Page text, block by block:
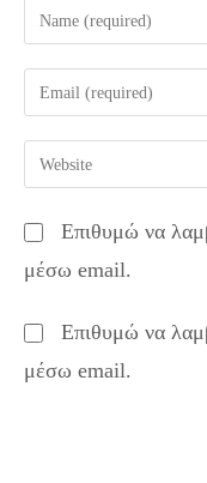
Enter
your
name
comment
Enter
your
email
address
comment
Enter
your
URL
(optional)
Επιθυμώ να
μέσω email.
Επιθυμώ να
μέσω email.